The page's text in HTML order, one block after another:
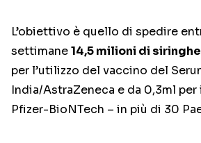
L’obiettivo è quello di spedire
settimane14,5 milioni di siringhe
per l’utilizzo del vaccino del
India/AstraZeneca e da 0,3ml
Pfizer-BioNTech – in più di 30